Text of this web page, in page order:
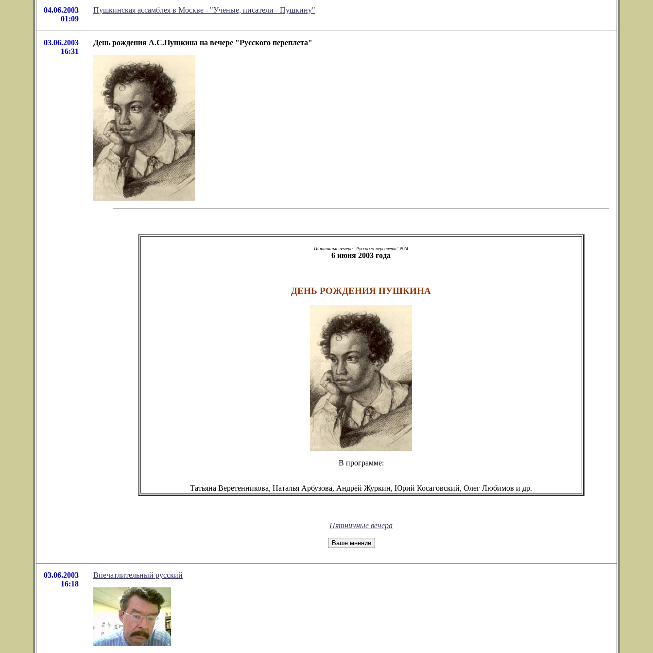
04.06.2003
01:09
Пушкинская ассамблея в Москве - "Ученые, писатели - Пушкину"
03.06.2003
16:31
День рождения А.С.Пушкина на вечере "Русского переплета"
Пятничные вечера "Русского переплета" N74
6 июня 2003 года
ДЕНЬ РОЖДЕНИЯ ПУШКИНА
В программе:
Татьяна Веретенникова, Наталья Арбузова, Андрей Журкин, Юрий Косаговский, Олег Любимов и др.
Пятничные вечера
03.06.2003
16:18
Впечатлительный русский